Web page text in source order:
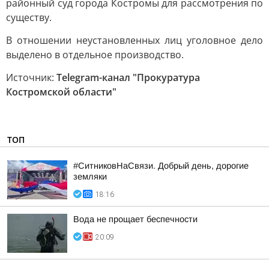
районный суд города Костромы для рассмотрения по
существу.
В отношении неустановленных лиц уголовное дело
выделено в отдельное производство.
Источник: Telegram-канал "Прокуратура
Костромской области"
ТОП
#СитниковНаСвязи. Добрый день, дорогие
земляки
18:16
Вода не прощает беспечности
20:09